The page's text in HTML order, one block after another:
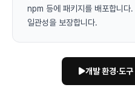
npm 등에 패키지를 배포합니다
일관성을 보장합니다.
개발 환경·도